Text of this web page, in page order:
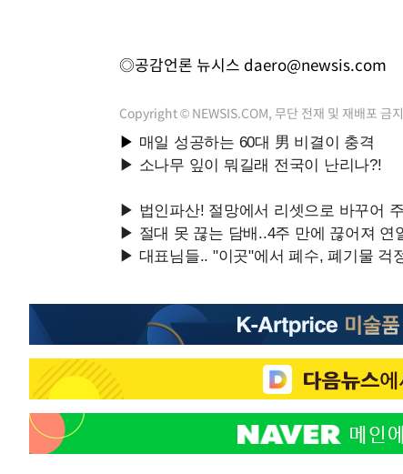
◎공감언론 뉴시스 daero@newsis.com
Copyright © NEWSIS.COM, 무단 전재 및 재배포 금지